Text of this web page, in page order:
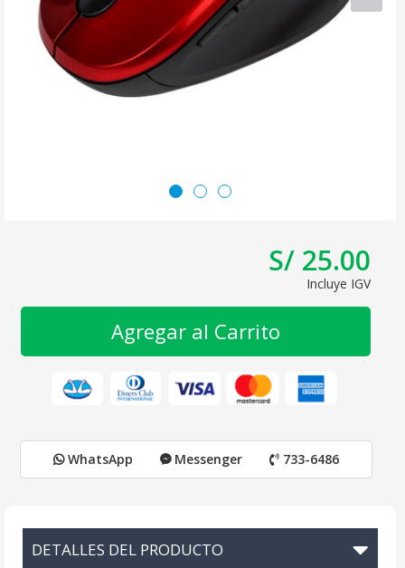
S/ 25.00
Incluye IGV
Agregar al Carrito
WhatsApp Messenger 733-6486
DETALLES DEL PRODUCTO